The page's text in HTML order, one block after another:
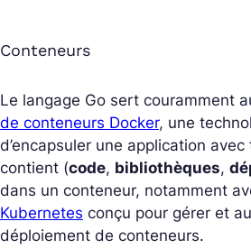
Conteneurs
Le langage Go sert couramment
de conteneurs Docker, une
d’encapsuler une application avec
contient (code, bibliothèques,
dans un conteneur, notamment
Kubernetes conçu pour gérer et
déploiement de conteneurs.